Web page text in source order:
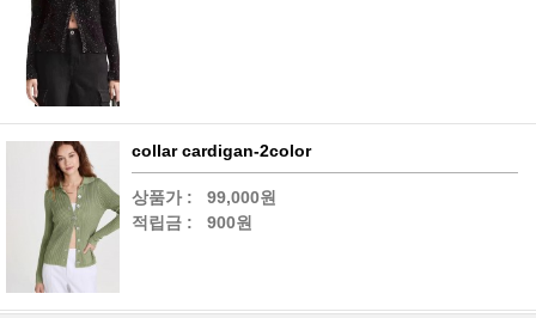
collar cardigan-2color
상품가 :
99,000원
적립금 :
900원